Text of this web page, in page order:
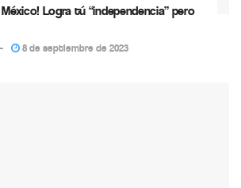
Logra tú “independencia” pero
8 de septiembre de 2023